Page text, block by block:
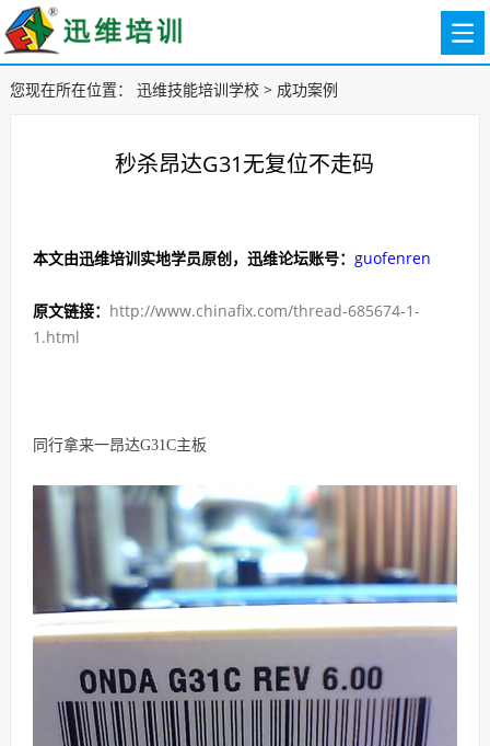
您现在所在位置： 迅维技能培训学校> 成功案例
秒杀昂达G31无复位不走码
本文由迅维培训实地学员原创，迅维论坛账号： guofenren
原文链接： http://www.chinafix.com/thread-685674-1-
1.html
同行拿来一昂达G31C主板